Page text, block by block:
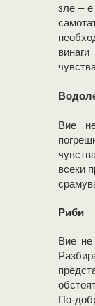
зле – е
Вие
всеки
Риби
Вие не
По-